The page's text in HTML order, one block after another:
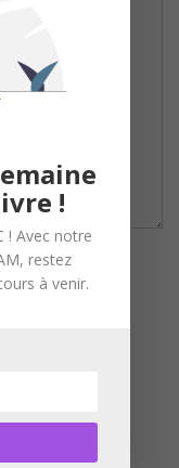
!
! Avec notre
restez
à venir.